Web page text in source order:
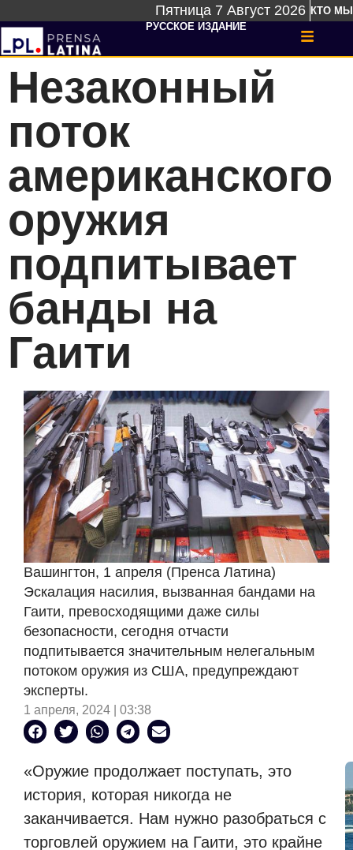
Пятница 7 Август 2026 КТО МЫ
РУССКОЕ ИЗДАНИЕ
Незаконный
поток
американского
оружия
подпитывает
банды на
Гаити
Вашингтон, 1 апреля (Пренса Латина)
Эскалация насилия, вызванная бандами на
Гаити, превосходящими даже силы
безопасности, сегодня отчасти
подпитывается значительным нелегальным
потоком оружия из США, предупреждают
эксперты.
1 апреля, 2024 | 03:38
«Оружие продолжает поступать, это
история, которая никогда не
заканчивается. Нам нужно разобраться с
торговлей оружием на Гаити, это крайне